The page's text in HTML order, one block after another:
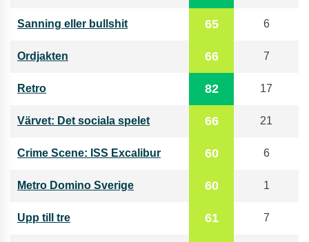
Sanning eller bullshit 65 6
Ordjakten 66 7
Retro 82 17
Värvet: Det sociala spelet 66 21
Crime Scene: ISS Excalibur 60 6
Metro Domino Sverige 60 1
Upp till tre 61 7